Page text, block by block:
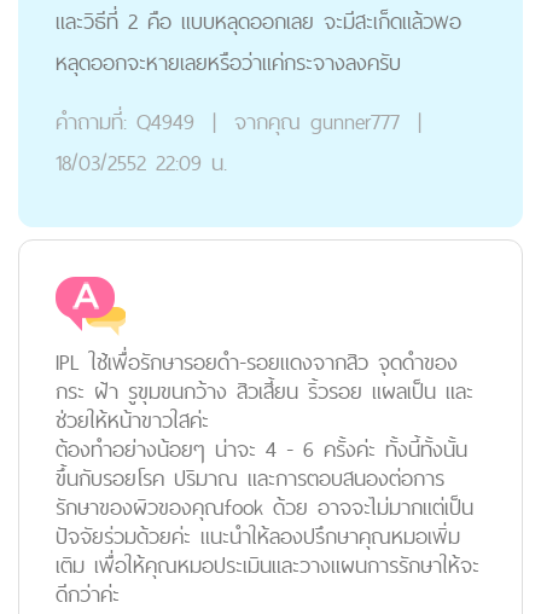
และวิธีที่ 2 คือ แบบหลุดออกเลย จะมีสะเก็ดแล้วพอ
หลุดออกจะหายเลยหรือว่าแค่กระจางลงครับ
คำถามที่: Q4949 | จากคุณ gunner777 |
18/03/2552 22:09 น.
IPL ใช้เพื่อรักษารอยดำ-รอยแดงจากสิว จุดดำของ
กระ ฝ้า รูขุมขนกว้าง สิวเสี้ยน ริ้วรอย แผลเป็น และ
ช่วยให้หน้าขาวใสค่ะ
ต้องทำอย่างน้อยๆ น่าจะ 4 - 6 ครั้งค่ะ ทั้งนี้ทั้งนั้น
ขึ้นกับรอยโรค ปริมาณ และการตอบสนองต่อการ
รักษาของผิวของคุณfook ด้วย อาจจะไม่มากแต่เป็น
ปัจจัยร่วมด้วยค่ะ แนะนำให้ลองปรึกษาคุณหมอเพิ่ม
เติม เพื่อให้คุณหมอประเมินและวางแผนการรักษาให้จะ
ดีกว่าค่ะ